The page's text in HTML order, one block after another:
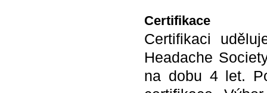
Certifikace
Certifikaci
Headache
na dobu 4 let.